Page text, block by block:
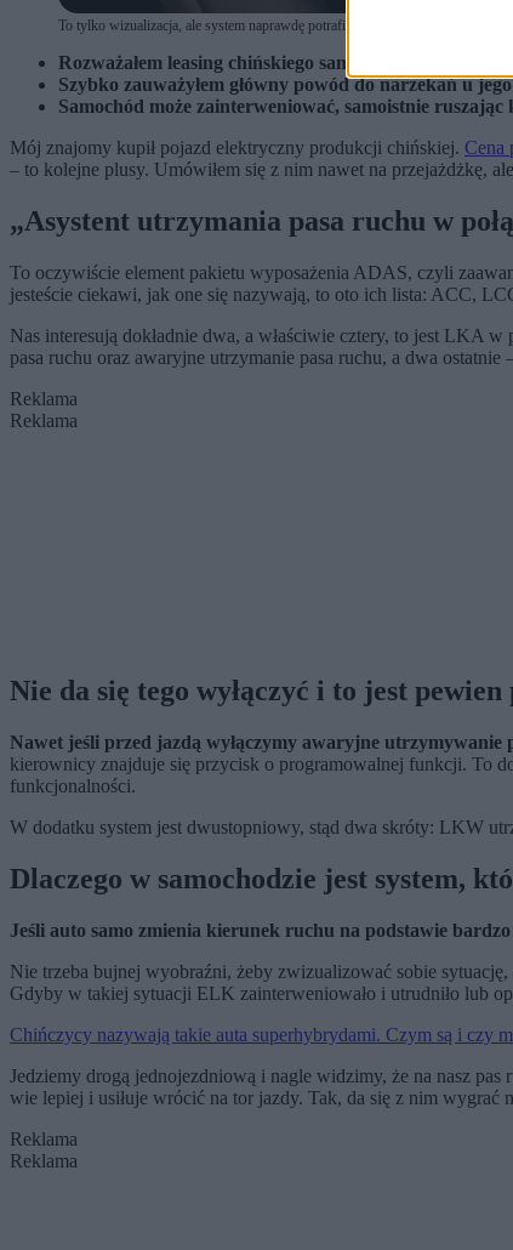
To tylko wizualizacja, ale system naprawdę potrafi sprawdzić czy ziewamy. (fot.
Rozważałem leasing chińskiego samochodu marki na
Szybko zauważyłem główny powód do narzekań u
Samochód może zainterweniować, samoistnie
Mój znajomy kupił pojazd elektryczny produkcji chińskiej. Cena
– to kolejne plusy. Umówiłem się z nim nawet na przejażdżkę,
„Asystent utrzymania pasa ruchu w
To oczywiście element pakietu wyposażenia ADAS, czyli
jesteście ciekawi, jak one się nazywają, to oto ich lista:
Nas interesują dokładnie dwa, a właściwie cztery, to jest LKA
pasa ruchu oraz awaryjne utrzymanie pasa ruchu, a dwa
Reklama
Reklama
Nie da się tego wyłączyć i to jest
Nawet jeśli przed jazdą wyłączymy awaryjne utrzymywanie
kierownicy znajduje się przycisk o programowalnej funkcji. To
funkcjonalności.
W dodatku system jest dwustopniowy, stąd dwa skróty: LKW
Dlaczego w samochodzie jest system,
Jeśli auto samo zmienia kierunek ruchu na podstawie
Nie trzeba bujnej wyobraźni, żeby zwizualizować sobie
Gdyby w takiej sytuacji ELK zainterweniowało i utrudniło lub
Chińczycy nazywają takie auta superhybrydami. Czym są i czy
Jedziemy drogą jednojezdniową i nagle widzimy, że na nasz
wie lepiej i usiłuje wrócić na tor jazdy. Tak, da się z nim wygrać
Reklama
Reklama